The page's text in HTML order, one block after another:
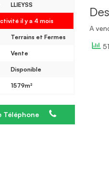
LLIEYSS
il y a 4 mois
Terrains et Fermes
Vente
Disponible
1579m²
Téléphone
A